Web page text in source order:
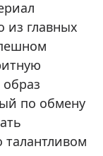
из главных
по обмену
талантливом